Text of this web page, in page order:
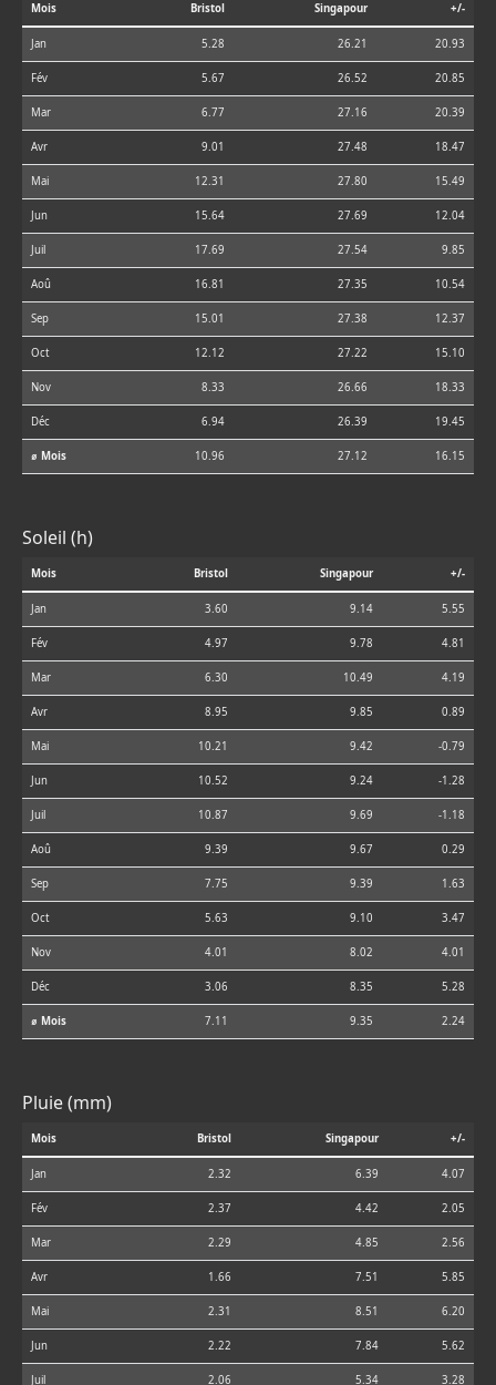
Mois Bristol Singapour +/-
Jan 5.28 26.21 20.93
Fév 5.67 26.52 20.85
Mar 6.77 27.16 20.39
Avr 9.01 27.48 18.47
Mai 12.31 27.80 15.49
Jun 15.64 27.69 12.04
Juil 17.69 27.54 9.85
Aoû 16.81 27.35 10.54
Sep 15.01 27.38 12.37
Oct 12.12 27.22 15.10
Nov 8.33 26.66 18.33
Déc 6.94 26.39 19.45
⌀ Mois 10.96 27.12 16.15
Soleil (h)
Mois Bristol Singapour +/-
Jan 3.60 9.14 5.55
Fév 4.97 9.78 4.81
Mar 6.30 10.49 4.19
Avr 8.95 9.85 0.89
Mai 10.21 9.42 -0.79
Jun 10.52 9.24 -1.28
Juil 10.87 9.69 -1.18
Aoû 9.39 9.67 0.29
Sep 7.75 9.39 1.63
Oct 5.63 9.10 3.47
Nov 4.01 8.02 4.01
Déc 3.06 8.35 5.28
⌀ Mois 7.11 9.35 2.24
Pluie (mm)
Mois Bristol Singapour +/-
Jan 2.32 6.39 4.07
Fév 2.37 4.42 2.05
Mar 2.29 4.85 2.56
Avr 1.66 7.51 5.85
Mai 2.31 8.51 6.20
Jun 2.22 7.84 5.62
Juil 2.06 5.34 3.28